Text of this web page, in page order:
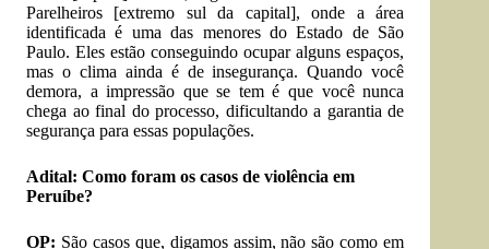
Parelheiros [extremo sul da capital], onde a área
identificada é uma das menores do Estado de São
Paulo. Eles estão conseguindo ocupar alguns espaços,
mas o clima ainda é de insegurança. Quando você
demora, a impressão que se tem é que você nunca
chega ao final do processo, dificultando a garantia de
segurança para essas populações.
Adital: Como foram os casos de violência em
Peruíbe?
OP: São casos que, digamos assim, não são como em